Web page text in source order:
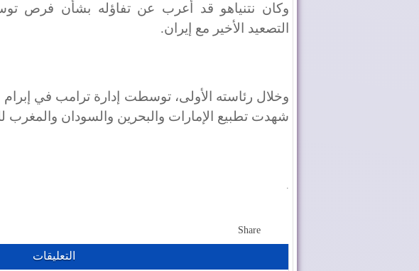
وكان نتنياهو قد أعرب عن تفاؤله بشأن فرص
التصعيد الأخير مع إيران.
شهدت تطبيع الإمارات والبحرين والسودان والمغرب
.
Share
التعليقات